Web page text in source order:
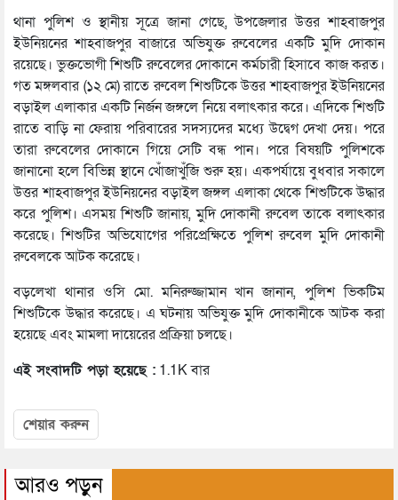
থানা পুলিশ ও স্থানীয় সূত্রে জানা গেছে, উপজেলার উত্তর শাহবাজপুর
ইউনিয়নের শাহবাজপুর বাজারে অভিযুক্ত রুবেলের একটি মুদি দোকান
রয়েছে। ভুক্তভোগী শিশুটি রুবেলের দোকানে কর্মচারী হিসাবে কাজ করত।
গত মঙ্গলবার (১২ মে) রাতে রুবেল শিশুটিকে উত্তর শাহবাজপুর ইউনিয়নের
বড়াইল এলাকার একটি নির্জন জঙ্গলে নিয়ে বলাৎকার করে। এদিকে শিশুটি
রাতে বাড়ি না ফেরায় পরিবারের সদস্যদের মধ্যে উদ্বেগ দেখা দেয়। পরে
তারা রুবেলের দোকানে গিয়ে সেটি বন্ধ পান। পরে বিষয়টি পুলিশকে
জানানো হলে বিভিন্ন স্থানে খোঁজাখুঁজি শুরু হয়। একপর্যায়ে বুধবার সকালে
উত্তর শাহবাজপুর ইউনিয়নের বড়াইল জঙ্গল এলাকা থেকে শিশুটিকে উদ্ধার
করে পুলিশ। এসময় শিশুটি জানায়, মুদি দোকানী রুবেল তাকে বলাৎকার
করেছে। শিশুটির অভিযোগের পরিপ্রেক্ষিতে পুলিশ রুবেল মুদি দোকানী
রুবেলকে আটক করেছে।
বড়লেখা থানার ওসি মো. মনিরুজ্জামান খান জানান, পুলিশ ভিকটিম
শিশুটিকে উদ্ধার করেছে। এ ঘটনায় অভিযুক্ত মুদি দোকানীকে আটক করা
হয়েছে এবং মামলা দায়েরের প্রক্রিয়া চলছে।
এই সংবাদটি পড়া হয়েছে : 1.1K বার
শেয়ার করুন
আরও পড়ুন